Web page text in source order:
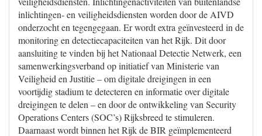
inlichtingen- en veiligheidsdiensten worden door de AIVD
onderzocht en tegengegaan. Er wordt extra geïnvesteerd in de
monitoring en detectiecapaciteiten van het Rijk. Dit door
aansluiting te vinden bij het Nationaal Detectie Netwerk, een
samenwerkingsverband op initiatief van Ministerie van
Veiligheid en Justitie – om digitale dreigingen in een
voortijdig stadium te detecteren en informatie over digitale
dreigingen te delen – en door de ontwikkeling van Security
Operations Centers (SOC’s) Rijksbreed te stimuleren.
Daarnaast wordt binnen het Rijk de BIR geïmplementeerd